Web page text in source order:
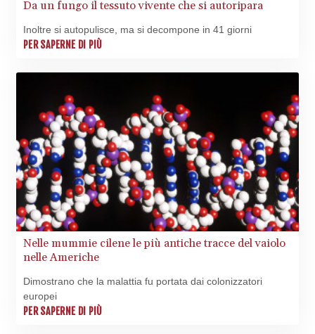
Da un fungo il tessuto vivente che si autoripara
Inoltre si autopulisce, ma si decompone in 41 giorni
PER SAPERNE DI PIÙ
Nelle mummie cilene le più antiche tracce del vaiolo
nelle Americhe
Dimostrano che la malattia fu portata dai colonizzatori
europei
PER SAPERNE DI PIÙ